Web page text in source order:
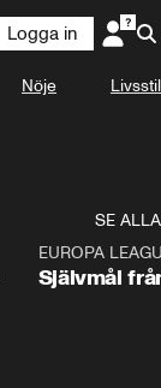
Logga in
Nöje Livsstil
SE ALLA
EUROPA
Självmål